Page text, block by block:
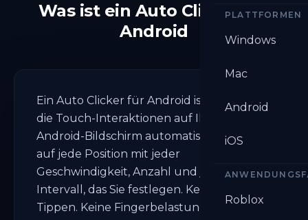
PLATTFORMEN
Windows
Mac
Android
iOS
Roblox
Was ist ein Auto Clicker für
Android
Ein Auto Clicker für Android ist eine App,
die Touch-Interaktionen auf Ihrem
Android-Bildschirm automatisiert. Er tippt
auf jede Position mit jeder
Geschwindigkeit, Anzahl und jedem
Intervall, das Sie festlegen. Kein manuelles
Tippen. Keine Fingerbelastung.